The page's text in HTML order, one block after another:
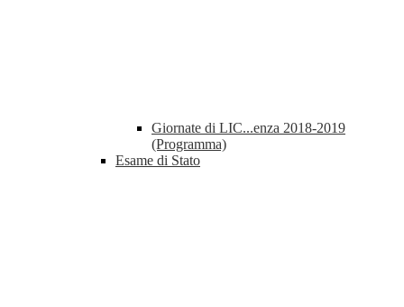
Giornate di LIC...enza 2018-2019
(Programma)
Esame di Stato